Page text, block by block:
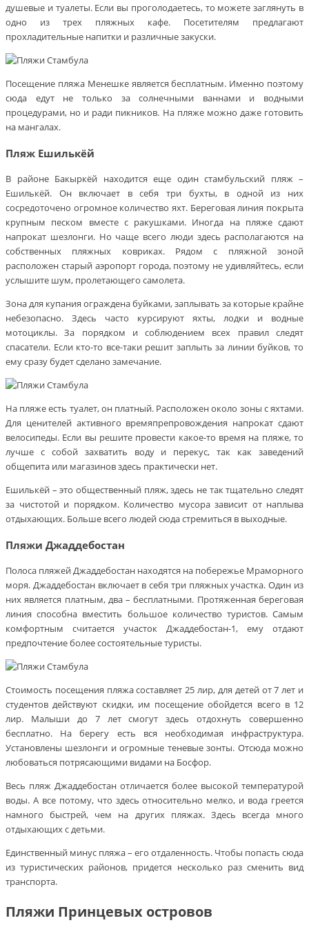
душевые и туалеты. Если вы проголодаетесь, то можете заглянуть в
одно из трех пляжных кафе. Посетителям предлагают
прохладительные напитки и различные закуски.
Посещение пляжа Менешке является бесплатным. Именно поэтому
сюда едут не только за солнечными ваннами и водными
процедурами, но и ради пикников. На пляже можно даже готовить
на мангалах.
Пляж Ешилькёй
В районе Бакыркёй находится еще один стамбульский пляж –
Ешилькёй. Он включает в себя три бухты, в одной из них
сосредоточено огромное количество яхт. Береговая линия покрыта
крупным песком вместе с ракушками. Иногда на пляже сдают
напрокат шезлонги. Но чаще всего люди здесь располагаются на
собственных пляжных ковриках. Рядом с пляжной зоной
расположен старый аэропорт города, поэтому не удивляйтесь, если
услышите шум, пролетающего самолета.
Зона для купания ограждена буйками, заплывать за которые крайне
небезопасно. Здесь часто курсируют яхты, лодки и водные
мотоциклы. За порядком и соблюдением всех правил следят
спасатели. Если кто-то все-таки решит заплыть за линии буйков, то
ему сразу будет сделано замечание.
На пляже есть туалет, он платный. Расположен около зоны с яхтами.
Для ценителей активного времяпрепровождения напрокат сдают
велосипеды. Если вы решите провести какое-то время на пляже, то
лучше с собой захватить воду и перекус, так как заведений
общепита или магазинов здесь практически нет.
Ешилькёй – это общественный пляж, здесь не так тщательно следят
за чистотой и порядком. Количество мусора зависит от наплыва
отдыхающих. Больше всего людей сюда стремиться в выходные.
Пляжи Джаддебостан
Полоса пляжей Джаддебостан находятся на побережье Мраморного
моря. Джаддебостан включает в себя три пляжных участка. Один из
них является платным, два – бесплатными. Протяженная береговая
линия способна вместить большое количество туристов. Самым
комфортным считается участок Джаддебостан-1, ему отдают
предпочтение более состоятельные туристы.
Стоимость посещения пляжа составляет 25 лир, для детей от 7 лет и
студентов действуют скидки, им посещение обойдется всего в 12
лир. Малыши до 7 лет смогут здесь отдохнуть совершенно
бесплатно. На берегу есть вся необходимая инфраструктура.
Установлены шезлонги и огромные теневые зонты. Отсюда можно
любоваться потрясающими видами на Босфор.
Весь пляж Джаддебостан отличается более высокой температурой
воды. А все потому, что здесь относительно мелко, и вода греется
намного быстрей, чем на других пляжах. Здесь всегда много
отдыхающих с детьми.
Единственный минус пляжа – его отдаленность. Чтобы попасть сюда
из туристических районов, придется несколько раз сменить вид
транспорта.
Пляжи Принцевых островов